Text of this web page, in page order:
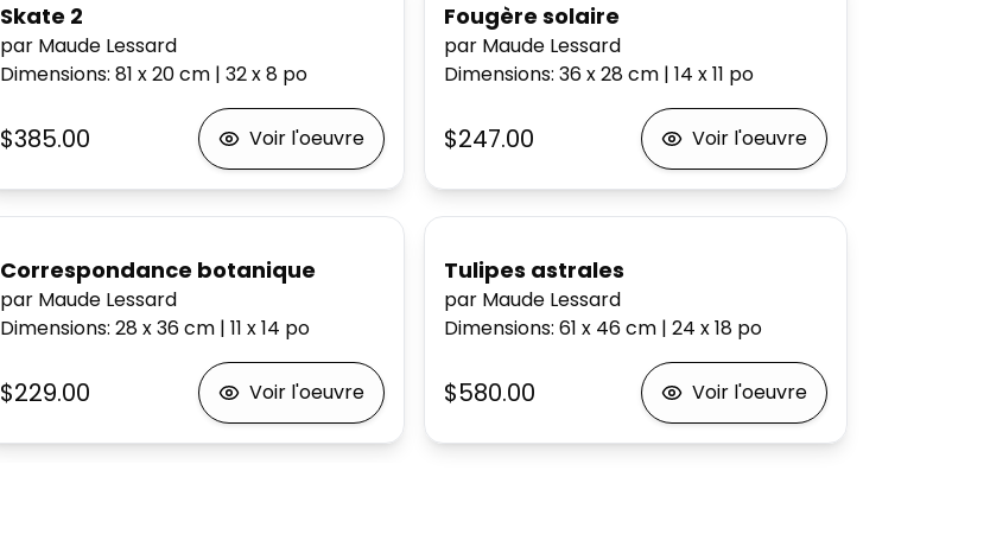
Skate 2
par Maude Lessard
Dimensions:81 x 20cm |32 x 8 po
$385.00 Voir l'oeuvre
Correspondance botanique
par Maude Lessard
Dimensions:28 x 36cm |11 x 14 po
$229.00 Voir l'oeuvre
Fougère solaire
par Maude Lessard
Dimensions: 36 x 28cm| 14 x 11 po
$247.00 Voir l'oeuvre
Tulipes astrales
par Maude Lessard
Dimensions: 61 x 46cm| 24 x 18 po
$580.00 Voir l'oeuvre